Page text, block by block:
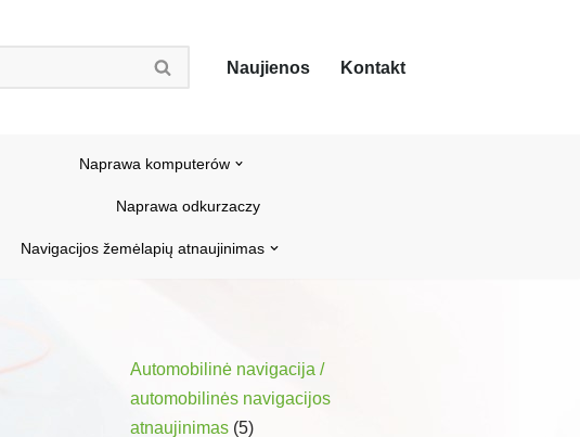
Naujienos Kontakt
Naprawa komputerów
Naprawa odkurzaczy
Navigacijos žemėlapių atnaujinimas
Automobilinė navigacija /
automobilinės navigacijos
atnaujinimas (5)